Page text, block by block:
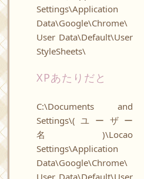
Settings\Application
Data\Google\Chrome\
User Data\Default\User
StyleSheets\
XPあたりだと
C:\Documents and
Settings\(ユーザー
名)\Locao
Settings\Application
Data\Google\Chrome\